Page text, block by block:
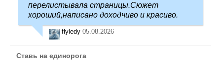
перелистывала страницы.Сюжет
хороший,написано доходчиво и красиво.
flyledy 05.08.2026
Ставь на единорога